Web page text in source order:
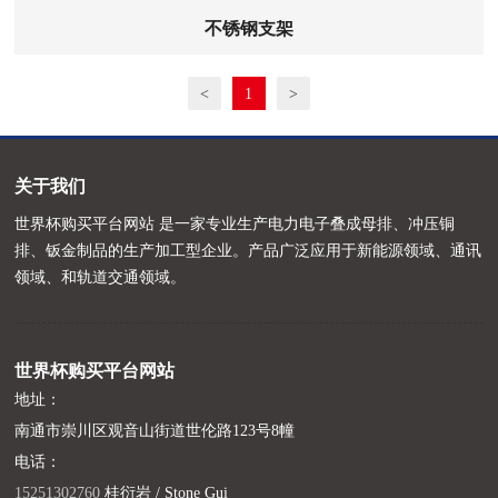
不锈钢支架
< 1 >
关于我们
世界杯购买平台网站 是一家专业生产电力电子叠成母排、冲压铜
排、钣金制品的生产加工型企业。产品广泛应用于新能源领域、通讯
领域、和轨道交通领域。
世界杯购买平台网站
地址：
南通市崇川区观音山街道世伦路123号8幢
电话：
15251302760 桂衍岩 / Stone Gui